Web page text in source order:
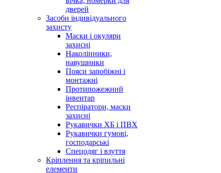
дверей
Засоби індивідуального
захисту
Маски і окуляри
захисні
Наколінники,
навушники
Пояси запобіжні і
монтажні
Протипожежний
інвентар
Респіратори, маски
захисні
Рукавички ХБ і ПВХ
Рукавички гумові,
господарські
Спецодяг і взуття
Кріплення та кріпильні
елементи